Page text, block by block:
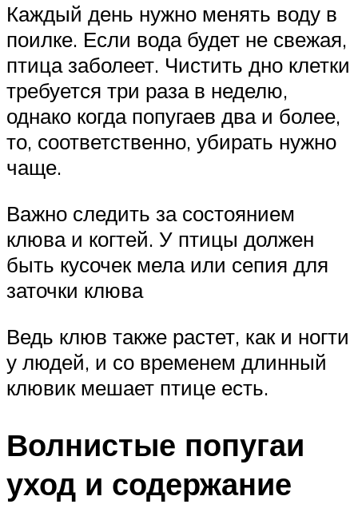
Каждый день нужно менять воду в
поилке. Если вода будет не свежая,
птица заболеет. Чистить дно клетки
требуется три раза в неделю,
однако когда попугаев два и более,
то, соответственно, убирать нужно
чаще.
Важно следить за состоянием
клюва и когтей. У птицы должен
быть кусочек мела или сепия для
заточки клюва
Ведь клюв также растет, как и ногти
у людей, и со временем длинный
клювик мешает птице есть.
Волнистые попугаи
уход и содержание